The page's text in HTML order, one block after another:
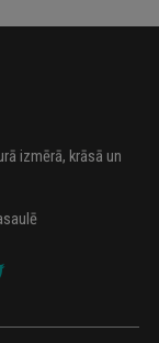
izmērā, krāsā un